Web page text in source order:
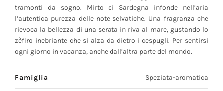
tramonti da sogno. Mirto di Sardegna infonde nell’aria
l’autentica purezza delle note selvatiche. Una fragranza che
rievoca la bellezza di una serata in riva al mare, gustando lo
zèfiro inebriante che si alza da dietro i cespugli. Per sentirsi
ogni giorno in vacanza, anche dall’altra parte del mondo.
Famiglia Speziata-aromatica